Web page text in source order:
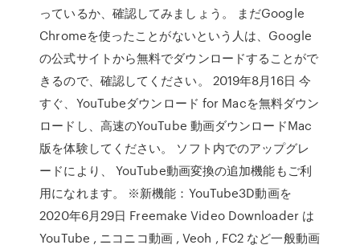
っているか、確認してみましょう。 まだGoogle
Chromeを使ったことがないという人は、Google
の公式サイトから無料でダウンロードすることがで
きるので、確認してください。 2019年8月16日 今
すぐ、YouTubeダウンロード for Macを無料ダウン
ロードし、高速のYouTube 動画ダウンロードMac
版を体験してください。 ソフト内でのアップグレ
ードにより、 YouTube動画変換の追加機能もご利
用になれます。 ※新機能：YouTube3D動画を
2020年6月29日 Freemake Video Downloader は
YouTube , ニコニコ動画 , Veoh , FC2 など一般動画